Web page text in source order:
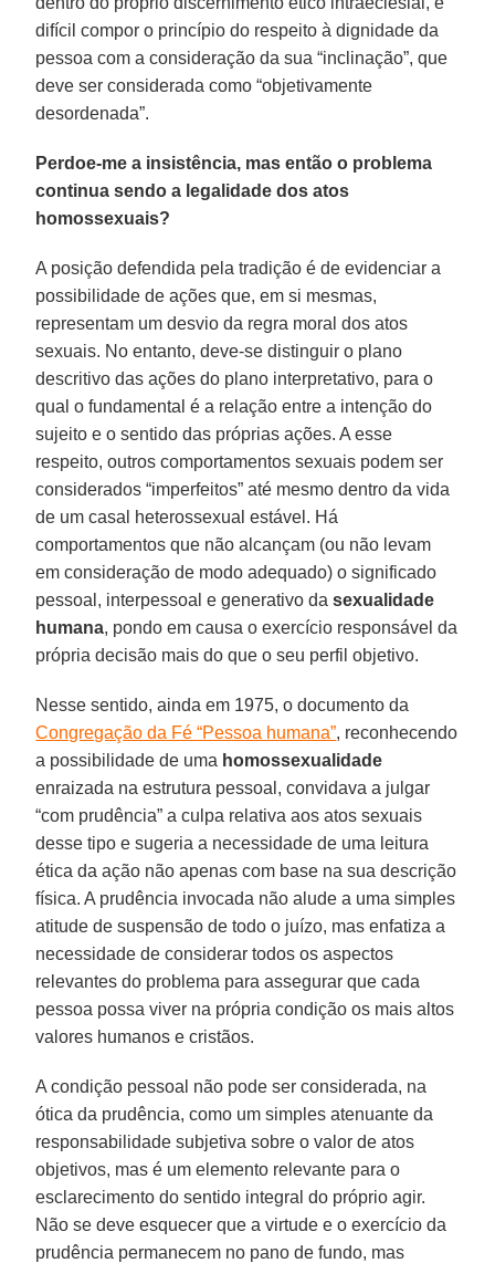
difícil compor o princípio do respeito à dignidade da
pessoa com a consideração da sua “inclinação”, que
deve ser considerada como “objetivamente
desordenada”.
Perdoe-me a insistência, mas então o problema
continua sendo a legalidade dos atos
homossexuais?
A posição defendida pela tradição é de evidenciar a
possibilidade de ações que, em si mesmas,
representam um desvio da regra moral dos atos
sexuais. No entanto, deve-se distinguir o plano
descritivo das ações do plano interpretativo, para o
qual o fundamental é a relação entre a intenção do
sujeito e o sentido das próprias ações. A esse
respeito, outros comportamentos sexuais podem ser
considerados “imperfeitos” até mesmo dentro da vida
de um casal heterossexual estável. Há
comportamentos que não alcançam (ou não levam
em consideração de modo adequado) o significado
pessoal, interpessoal e generativo dasexualidade
humana, pondo em causa o exercício responsável da
própria decisão mais do que o seu perfil objetivo.
Nesse sentido, ainda em 1975, o documento da
Congregação da Fé “Pessoa humana”, reconhecendo
a possibilidade de uma homossexualidade
enraizada na estrutura pessoal, convidava a julgar
“com prudência” a culpa relativa aos atos sexuais
desse tipo e sugeria a necessidade de uma leitura
ética da ação não apenas com base na sua descrição
física. A prudência invocada não alude a uma simples
atitude de suspensão de todo o juízo, mas enfatiza a
necessidade de considerar todos os aspectos
relevantes do problema para assegurar que cada
pessoa possa viver na própria condição os mais altos
valores humanos e cristãos.
A condição pessoal não pode ser considerada, na
ótica da prudência, como um simples atenuante da
responsabilidade subjetiva sobre o valor de atos
objetivos, mas é um elemento relevante para o
esclarecimento do sentido integral do próprio agir.
Não se deve esquecer que a virtude e o exercício da
prudência permanecem no pano de fundo, mas